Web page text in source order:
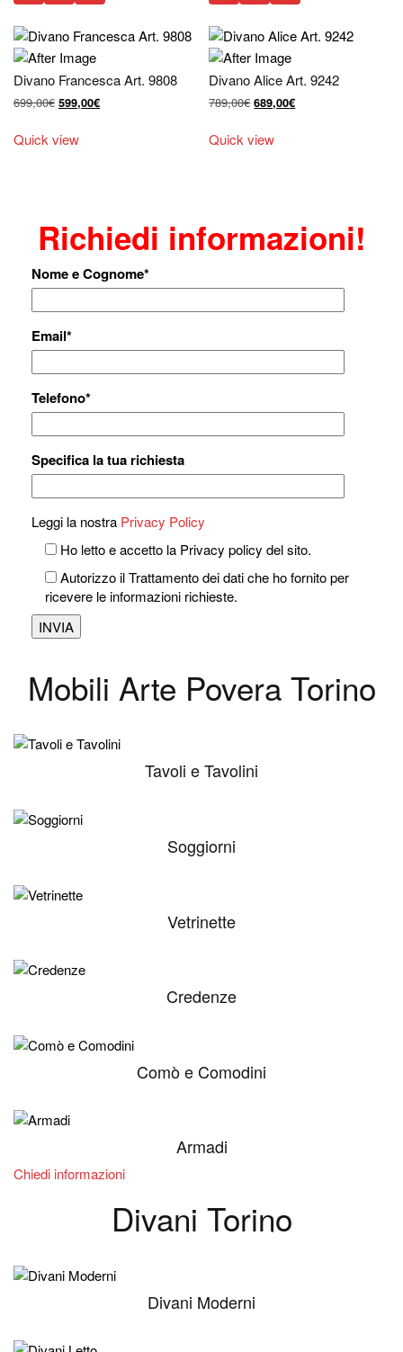
Divano Francesca Art. 9808
699,00€ Il
originale
era:
599,00€Il
Quick view
Divano Alice Art. 9242
789,00€Il
originale
era:
689,00€Il
Quick view
Richiedi informazioni!
Nome e Cognome*
Email*
Telefono*
Specifica la tua richiesta
Leggi la nostra Privacy Policy
Ho letto e accetto la Privacy policy del sito.
Autorizzo il Trattamento dei dati che ho fornito per
ricevere le informazioni richieste.
Mobili Arte Povera Torino
Tavoli e Tavolini
Soggiorni
Vetrinette
Credenze
Comò e Comodini
Armadi
Chiedi informazioni
Divani Torino
Divani Moderni